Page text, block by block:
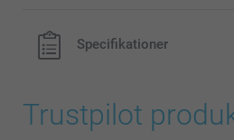
Specifikationer
Trustpilot